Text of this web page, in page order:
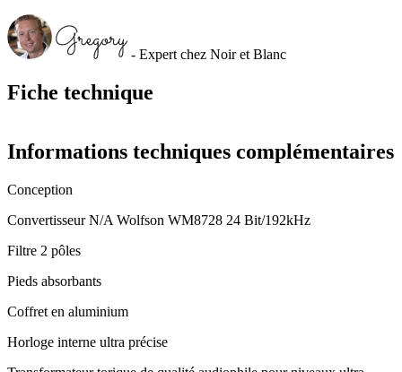
Fiche technique
Informations techniques complémentaires
Conception
Convertisseur N/A Wolfson WM8728 24 Bit/192kHz
Filtre 2 pôles
Pieds absorbants
Coffret en aluminium
Horloge interne ultra précise
- Expert chez Noir et Blanc